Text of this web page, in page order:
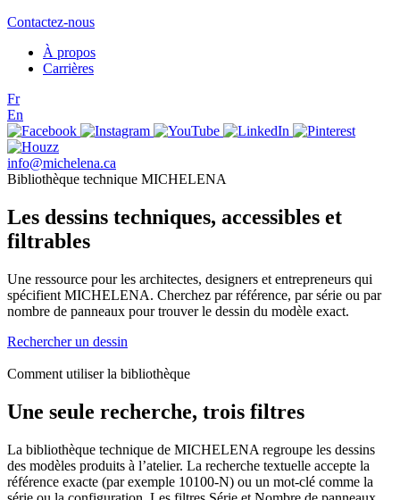
Contactez-nous
À propos
Carrières
Fr
En
info@michelena.ca
Bibliothèque technique MICHELENA
Les dessins techniques, accessibles et
filtrables
Une ressource pour les architectes, designers et entrepreneurs qui
spécifient MICHELENA. Cherchez par référence, par série ou par
nombre de panneaux pour trouver le dessin du modèle exact.
Rechercher un dessin
Comment utiliser la bibliothèque
Une seule recherche, trois filtres
La bibliothèque technique de MICHELENA regroupe les dessins
des modèles produits à l’atelier. La recherche textuelle accepte la
référence exacte (par exemple 10100-N) ou un mot-clé comme la